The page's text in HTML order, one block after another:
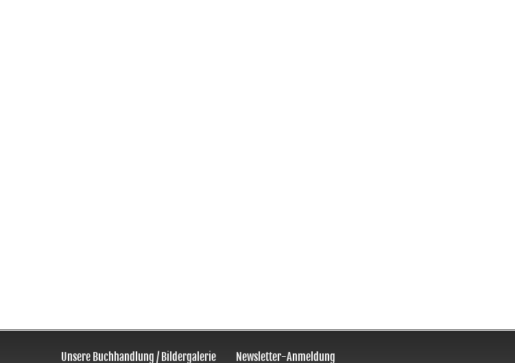
Unsere Buchhandlung / Bildergalerie Newsletter-Anmeldung